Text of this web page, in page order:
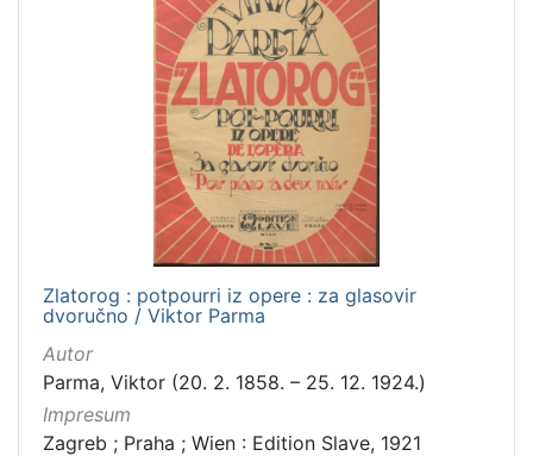
Zlatorog : potpourri iz opere : za glasovir
dvoručno / Viktor Parma
Autor
Parma, Viktor (20. 2. 1858. – 25. 12. 1924.)
Impresum
Zagreb ; Praha ; Wien : Edition Slave, 1921